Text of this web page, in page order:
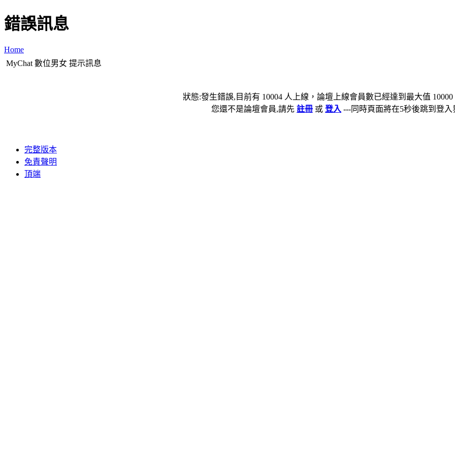
錯誤訊息
Home
MyChat 數位男女 提示訊息
狀態:發生錯誤,目前有 10004 人上線，論壇上線會員數已經達到最大值
您還不是論壇會員,請先 註冊 或 登入 ---同時頁面將在5秒後跳到登入
完整版本
免責聲明
頂端